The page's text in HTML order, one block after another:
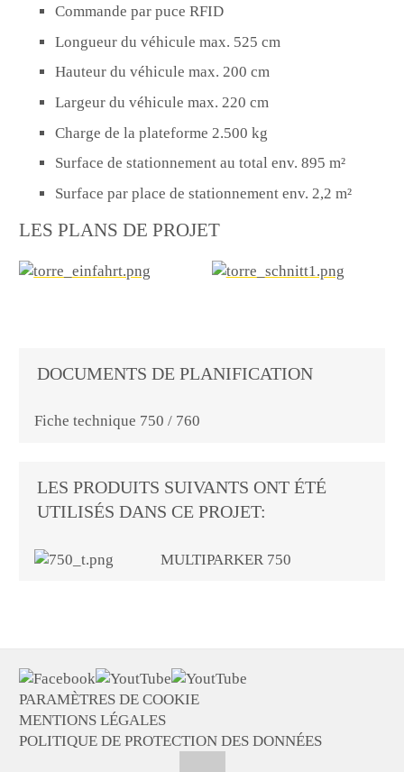
Commande par puce RFID
Longueur du véhicule max. 525 cm
Hauteur du véhicule max. 200 cm
Largeur du véhicule max. 220 cm
Charge de la plateforme 2.500 kg
Surface de stationnement au total env. 895 m²
Surface par place de stationnement env. 2,2 m²
LES PLANS DE PROJET
DOCUMENTS DE PLANIFICATION
Fiche technique 750 / 760
LES PRODUITS SUIVANTS ONT ÉTÉ
UTILISÉS DANS CE PROJET:
MULTIPARKER 750
PARAMÈTRES DE COOKIE
MENTIONS LÉGALES
POLITIQUE DE PROTECTION DES DONNÉES